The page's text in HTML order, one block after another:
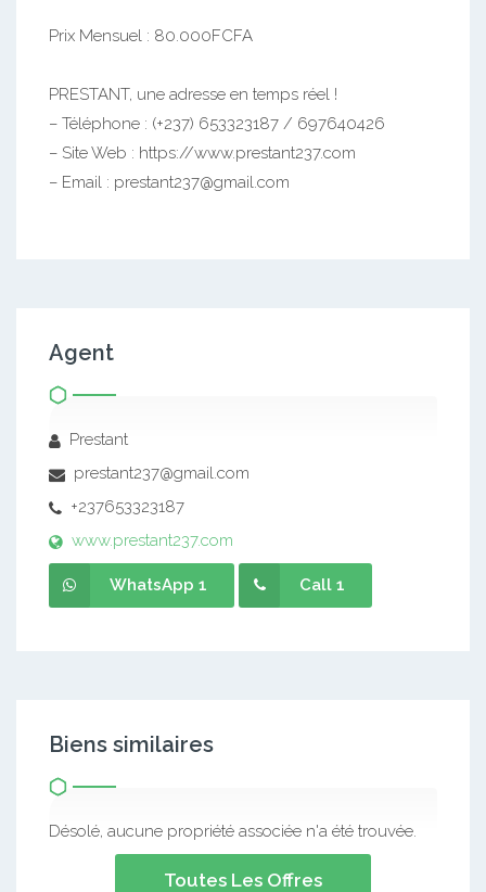
Prix Mensuel : 80.000FCFA
PRESTANT, une adresse en temps réel !
– Téléphone : (+237) 653323187 / 697640426
– Site Web : https://www.prestant237.com
– Email : prestant237@gmail.com
Agent
Prestant
prestant237@gmail.com
+237653323187
www.prestant237.com
WhatsApp 1 Call 1
Biens similaires
Désolé, aucune propriété associée n'a été trouvée.
Toutes Les Offres